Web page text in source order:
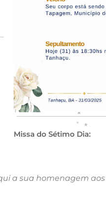
Missa do Sétimo Dia:
a sua homenagem